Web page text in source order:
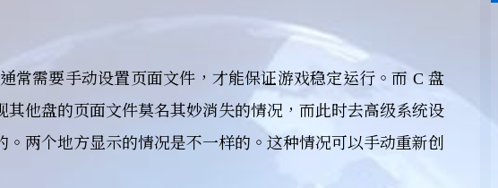
常需要手动设置页面文件，才能保证游戏稳定运行。而 C 盘
他盘的页面文件莫名其妙消失的情况，而此时去高级系统设
两个地方显示的情况是不一样的。这种情况可以手动重新创